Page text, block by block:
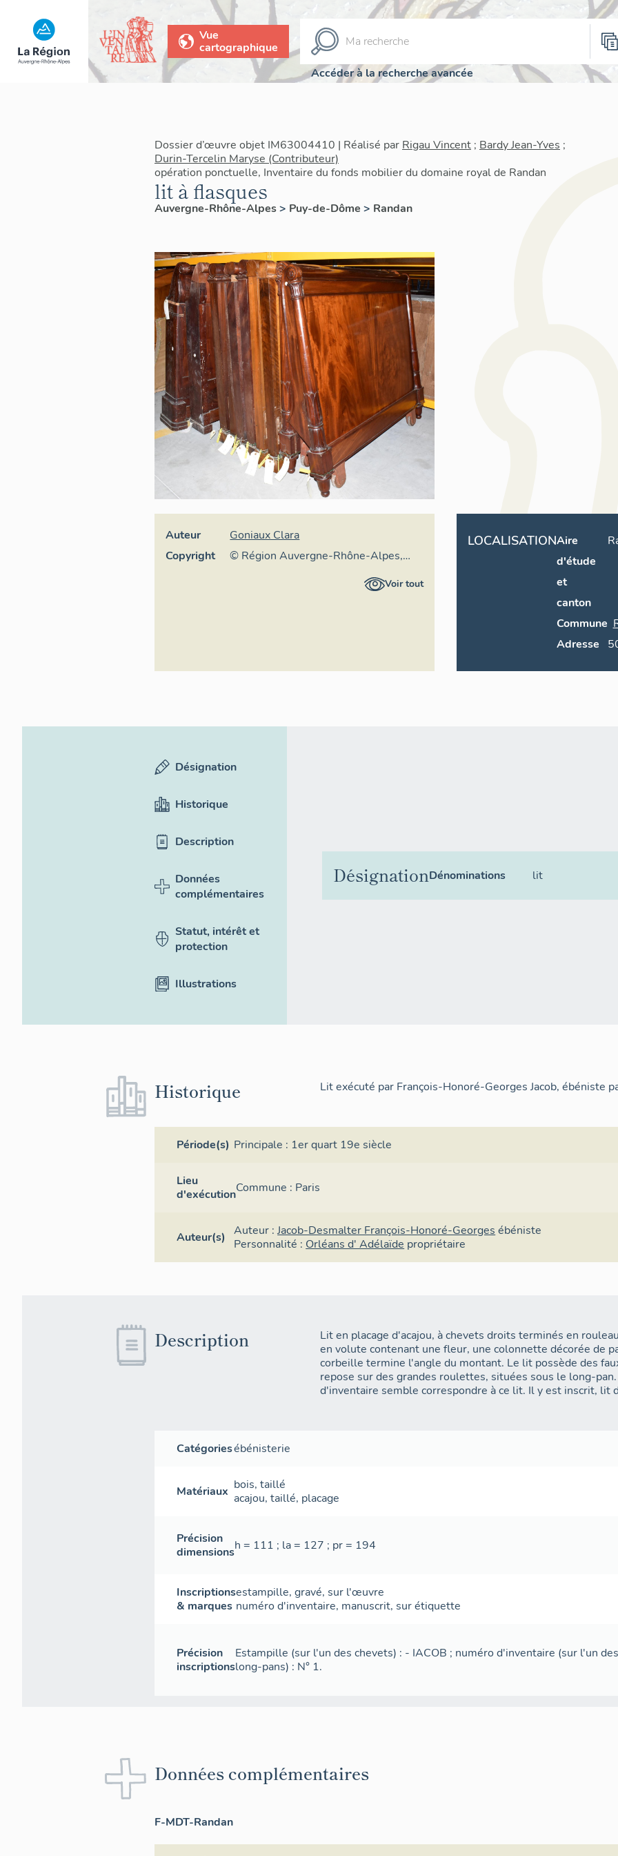
Vue
cartographique
Accéder à la recherche avancée
Dossier d’œuvre objet IM63004410 | Réalisé par Rigau Vincent ; Bardy Jean-Yves ;
Durin-Tercelin Maryse (Contributeur)
opération ponctuelle, Inventaire du fonds mobilier du domaine royal de Randan
lit à flasques
Auvergne-Rhône-Alpes> Puy-de-Dôme > Randan
Auteur
Goniaux Clara
Copyright
© Région Auvergne-Rhône-Alpes,
Inventaire général du patrimoineVoir tout
LOCALISATIONAire
d'étude
et
canton
Commune
Adresse
Désignation
Historique
Description
Données
complémentaires
Statut, intérêt et
protection
Illustrations
DésignationDénominations lit
Historique Lit exécuté par François-Honoré-Georges Jacob, ébéniste
Période(s) Principale : 1er quart 19e siècle
Lieu
d'exécutionCommune : Paris
Auteur(s) Auteur :Jacob-Desmalter François-Honoré-Georges ébéniste
Personnalité : Orléans d' Adélaïde propriétaire
Description
Lit en placage d'acajou, à chevets droits terminés en
en volute contenant une fleur, une colonnette décorée de
corbeille termine l'angle du montant. Le lit possède des
repose sur des grandes roulettes, situées sous le long-
d'inventaire semble correspondre à ce lit. Il y est inscrit, lit
Catégoriesébénisterie
Matériaux bois,taillé
acajou,taillé, placage
Précision
dimensionsh = 111 ; la = 127 ; pr = 194
Inscriptions
& marques
estampille, gravé, sur l'œuvre
numéro d'inventaire, manuscrit, sur étiquette
Précision
inscriptions
Estampille (sur l'un des chevets) : - IACOB ; numéro d'inventaire (sur l'un
long-pans) : N° 1.
Données complémentaires
F-MDT-Randan